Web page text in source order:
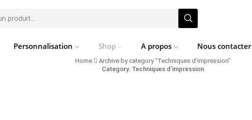
Personnalisation Shop A propos Nous contacter
Home
Archive by category "Techniques d’impression"
Category: Techniques d’impression